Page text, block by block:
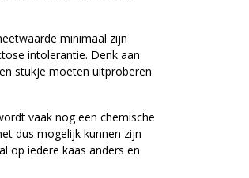
minimaal zijn
intolerantie. Denk aan
stukje moeten uitproberen
vaak nog een chemische
dus mogelijk kunnen zijn
op iedere kaas anders en